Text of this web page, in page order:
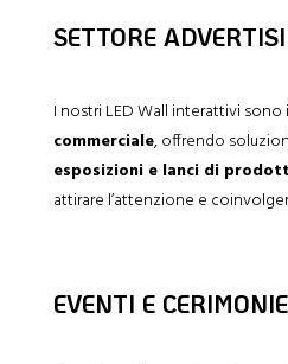
SETTORE
I nostri LED Wall interattivi sono
commerciale, offrendo
esposizioni e lanci di
attirare l’attenzione e
EVENTI E CERIMONIE